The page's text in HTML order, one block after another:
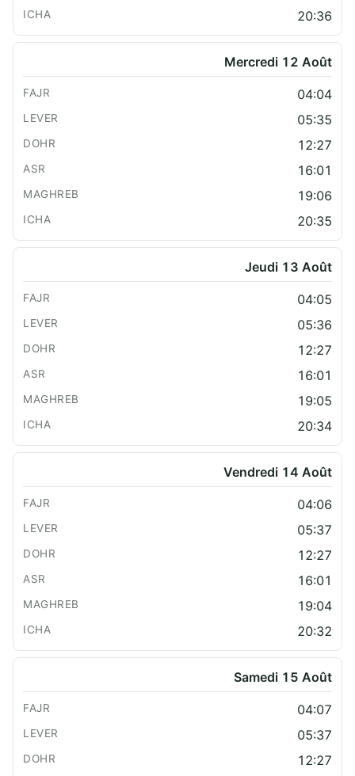
20:36
Mercredi 12 Août
04:04
05:35
12:27
16:01
19:06
20:35
Jeudi 13 Août
04:05
05:36
12:27
16:01
19:05
20:34
Vendredi 14 Août
04:06
05:37
12:27
16:01
19:04
20:32
Samedi 15 Août
04:07
05:37
12:27